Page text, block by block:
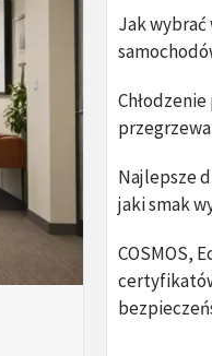
Jak
Najlepsze
jaki smak
COSMOS,